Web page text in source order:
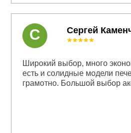
Сергей
★★★★★
Широкий выбор, много
есть и солидные модели
грамотно. Большой выбор
С